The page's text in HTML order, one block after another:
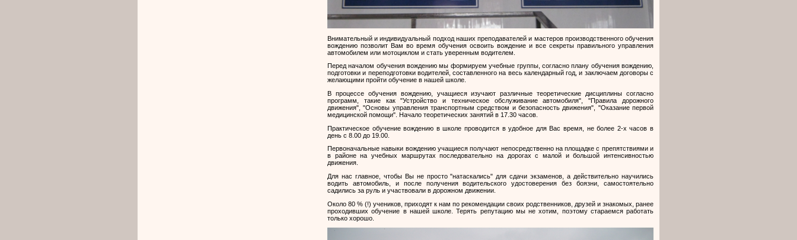
Внимательный и индивидуальный подход наших преподавателей и мастеров производственного обучения
вождению позволит Вам во время обучения освоить вождение и все секреты правильного управления
автомобилем или мотоциклом и стать уверенным водителем.
Перед началом обучения вождению мы формируем учебные группы, согласно плану обучения вождению,
подготовки и переподготовки водителей, составленного на весь календарный год, и заключаем договоры с
желающими пройти обучение в нашей школе.
В процессе обучения вождению, учащиеся изучают различные теоретические дисциплины согласно
программ, такие как "Устройство и техническое обслуживание автомобиля", "Правила дорожного
движения", "Основы управления транспортным средством и безопасность движения", "Оказание первой
медицинской помощи". Начало теоретических занятий в 17.30 часов.
Практическое обучение вождению в школе проводится в удобное для Вас время, не более 2-х часов в
день с 8.00 до 19.00.
Первоначальные навыки вождению учащиеся получают непосредственно на площадке с препятствиями и
в районе на учебных маршрутах последовательно на дорогах с малой и большой интенсивностью
движения.
Для нас главное, чтобы Вы не просто "натаскались" для сдачи экзаменов, а действительно научились
водить автомобиль, и после получения водительского удостоверения без боязни, самостоятельно
садились за руль и участвовали в дорожном движении.
Около 80 % (!) учеников, приходят к нам по рекомендации своих родственников, друзей и знакомых, ранее
проходивших обучение в нашей школе. Терять репутацию мы не хотим, поэтому стараемся работать
только хорошо.